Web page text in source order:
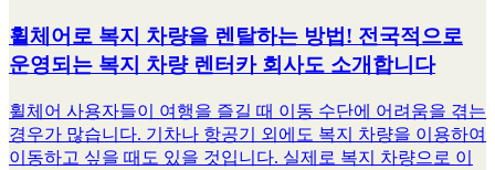
휠체어로 복지 차량을 렌탈하는 방법! 전국적으로
운영되는 복지 차량 렌터카 회사도 소개합니다
휠체어 사용자들이 여행을 즐길 때 이동 수단에 어려움을 겪는
경우가 많습니다. 기차나 항공기 외에도 복지 차량을 이용하여
이동하고 싶을 때도 있을 것입니다. 실제로 복지 차량으로 이